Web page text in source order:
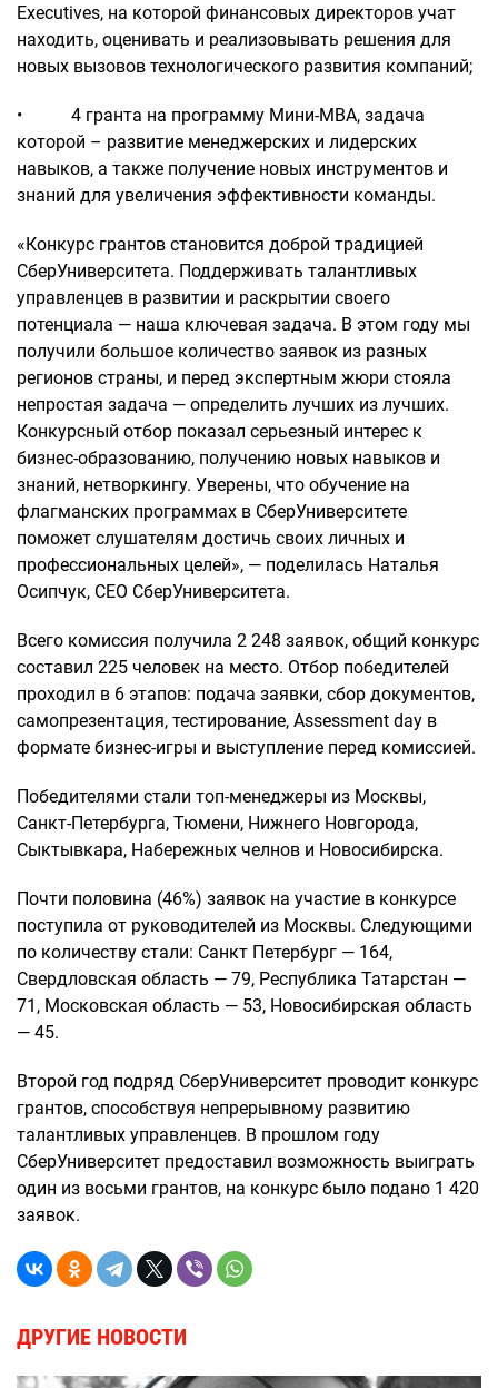
Executives, на которой финансовых директоров учат
находить, оценивать и реализовывать решения для
новых вызовов технологического развития компаний;
• 4 гранта на программу Мини-МВА, задача
которой – развитие менеджерских и лидерских
навыков, а также получение новых инструментов и
знаний для увеличения эффективности команды.
«Конкурс грантов становится доброй традицией
СберУниверситета. Поддерживать талантливых
управленцев в развитии и раскрытии своего
потенциала — наша ключевая задача. В этом году мы
получили большое количество заявок из разных
регионов страны, и перед экспертным жюри стояла
непростая задача — определить лучших из лучших.
Конкурсный отбор показал серьезный интерес к
бизнес-образованию, получению новых навыков и
знаний, нетворкингу. Уверены, что обучение на
флагманских программах в СберУниверситете
поможет слушателям достичь своих личных и
профессиональных целей», — поделилась Наталья
Осипчук, CEO СберУниверситета.
Всего комиссия получила 2 248 заявок, общий конкурс
составил 225 человек на место. Отбор победителей
проходил в 6 этапов: подача заявки, сбор документов,
самопрезентация, тестирование, Assessment day в
формате бизнес-игры и выступление перед комиссией.
Победителями стали топ-менеджеры из Москвы,
Санкт-Петербурга, Тюмени, Нижнего Новгорода,
Сыктывкара, Набережных челнов и Новосибирска.
Почти половина (46%) заявок на участие в конкурсе
поступила от руководителей из Москвы. Следующими
по количеству стали: Санкт Петербург — 164,
Свердловская область — 79, Республика Татарстан —
71, Московская область — 53, Новосибирская область
— 45.
Второй год подряд СберУниверситет проводит конкурс
грантов, способствуя непрерывному развитию
талантливых управленцев. В прошлом году
СберУниверситет предоставил возможность выиграть
один из восьми грантов, на конкурс было подано 1 420
заявок.
ДРУГИЕ НОВОСТИ